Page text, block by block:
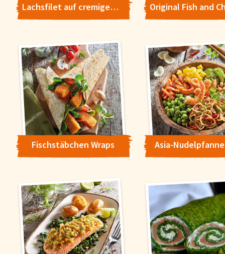
Lachsfilet auf cremigem Erbsen-Risotto
Fischstäbchen Wraps Asia-